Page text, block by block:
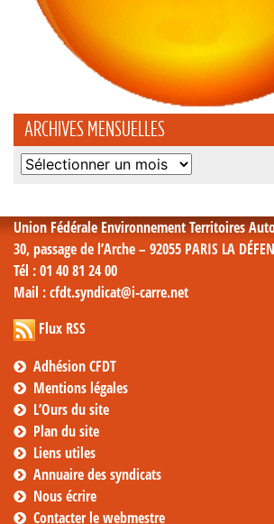
ARCHIVES MENSUELLES
Archives
Union Fédérale Environnement Territoires
30, passage de l’Arche – 92055 PARIS LA
Tél : 01 40 81 24 00
Mail : cfdt.syndicat@i-carre.net
Flux RSS
Adhésion CFDT
Mentions légales
L’Ours du site
Plan du site
Liens utiles
Annuaire des syndicats
Nous écrire
Contacter le webmestre